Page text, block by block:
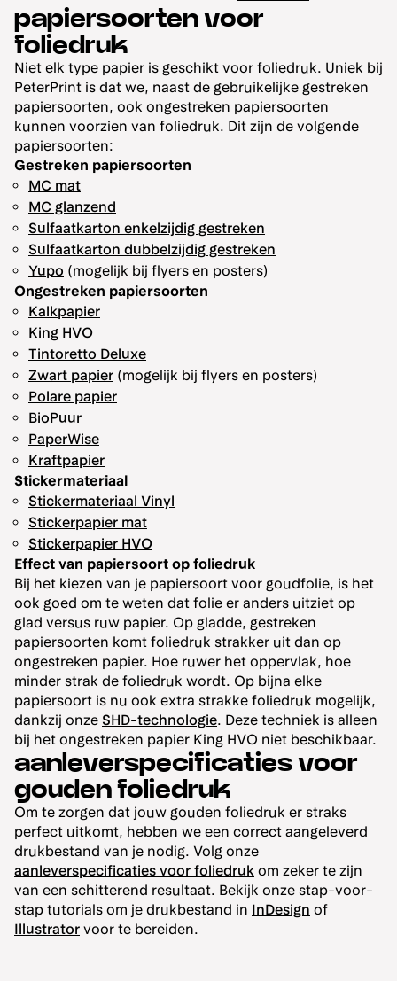
papiersoorten voor
foliedruk
Niet elk type papier is geschikt voor foliedruk. Uniek bij
PeterPrint is dat we, naast de gebruikelijke gestreken
papiersoorten, ook ongestreken papiersoorten
kunnen voorzien van foliedruk. Dit zijn de volgende
papiersoorten:
Gestreken papiersoorten
MC mat
MC glanzend
Sulfaatkarton enkelzijdig gestreken
Sulfaatkarton dubbelzijdig gestreken
Yupo (mogelijk bij flyers en posters)
Ongestreken papiersoorten
Kalkpapier
King HVO
Tintoretto Deluxe
Zwart papier (mogelijk bij flyers en posters)
Polare papier
BioPuur
PaperWise
Kraftpapier
Stickermateriaal
Stickermateriaal Vinyl
Stickerpapier mat
Stickerpapier HVO
Effect van papiersoort op foliedruk
Bij het kiezen van je papiersoort voor goudfolie, is het
ook goed om te weten dat folie er anders uitziet op
glad versus ruw papier. Op gladde, gestreken
papiersoorten komt foliedruk strakker uit dan op
ongestreken papier. Hoe ruwer het oppervlak, hoe
minder strak de foliedruk wordt. Op bijna elke
papiersoort is nu ook extra strakke foliedruk mogelijk,
dankzij onze SHD-technologie. Deze techniek is alleen
bij het ongestreken papier King HVO niet beschikbaar.
aanleverspecificaties voor
gouden foliedruk
Om te zorgen dat jouw gouden foliedruk er straks
perfect uitkomt, hebben we een correct aangeleverd
drukbestand van je nodig. Volg onze
aanleverspecificaties voor foliedruk om zeker te zijn
van een schitterend resultaat. Bekijk onze stap-voor-
stap tutorials om je drukbestand in InDesign of
Illustrator voor te bereiden.